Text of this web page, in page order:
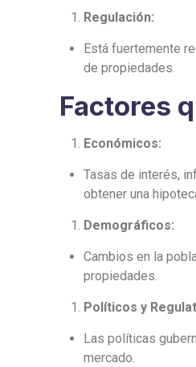
Regulación:
Está fuertemente
de propiedades.
Factores
Económicos:
Tasas de interés,
obtener una
Demográficos:
Cambios en la
propiedades.
Políticos y
Las políticas
mercado.